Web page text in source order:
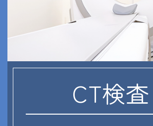
CT検査